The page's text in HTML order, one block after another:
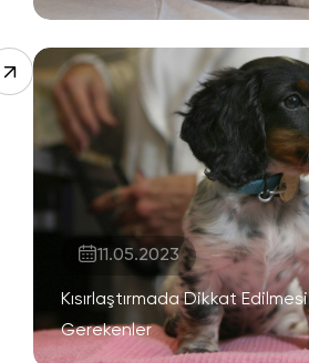
11.05.2023
Kısırlaştırmada Dikkat Edilmesi
Gerekenler